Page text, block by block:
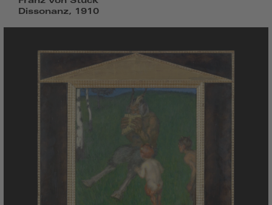
Dissonanz, 1910